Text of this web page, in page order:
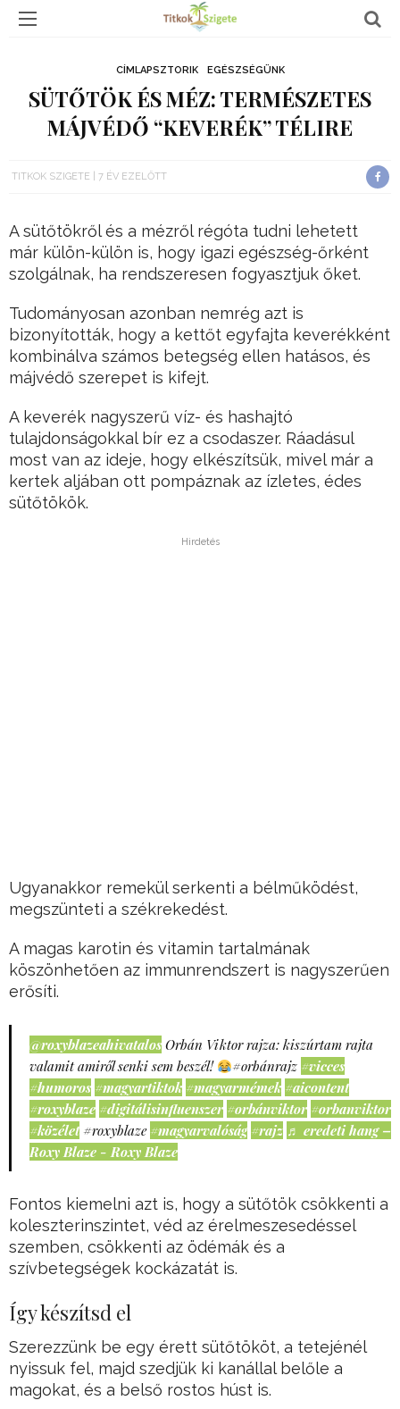
CÍMLAPSZTORIK EGÉSZSÉGÜNK
SÜTŐTÖK ÉS MÉZ: TERMÉSZETES
MÁJVÉDŐ “KEVERÉK” TÉLIRE
TITKOK SZIGETE 7 ÉV EZELŐTT
A sütőtökről és a mézről régóta tudni lehetett
már külön-külön is, hogy igazi egészség-őrként
szolgálnak, ha rendszeresen fogyasztjuk őket.
Tudományosan azonban nemrég azt is
bizonyították, hogy a kettőt egyfajta keverékként
kombinálva számos betegség ellen hatásos, és
májvédő szerepet is kifejt.
A keverék nagyszerű víz- és hashajtó
tulajdonságokkal bír ez a csodaszer. Ráadásul
most van az ideje, hogy elkészítsük, mivel már a
kertek aljában ott pompáznak az ízletes, édes
sütőtökök.
Hirdetés
Ugyanakkor remekül serkenti a bélműködést,
megszünteti a székrekedést.
A magas karotin és vitamin tartalmának
köszönhetően az immunrendszert is nagyszerűen
erősíti.
@roxyblazeahivatalos Orbán Viktor rajza: kiszúrtam rajta
valamit amiről senki sem beszél!
#orbánrajz #vicces
#humoros #magyartiktok #magyarmémek #aicontent
#roxyblaze #digitálisinfluenszer #orbánviktor #orbanviktor
#közélet #roxyblaze #magyarvalóság #rajz ♬ eredeti hang –
Roxy Blaze - Roxy Blaze
Fontos kiemelni azt is, hogy a sütőtök csökkenti a
koleszterinszintet, véd az érelmeszesedéssel
szemben, csökkenti az ödémák és a
szívbetegségek kockázatát is.
Így készítsd el
Szerezzünk be egy érett sütőtököt, a tetejénél
nyissuk fel, majd szedjük ki kanállal belőle a
magokat, és a belső rostos húst is.